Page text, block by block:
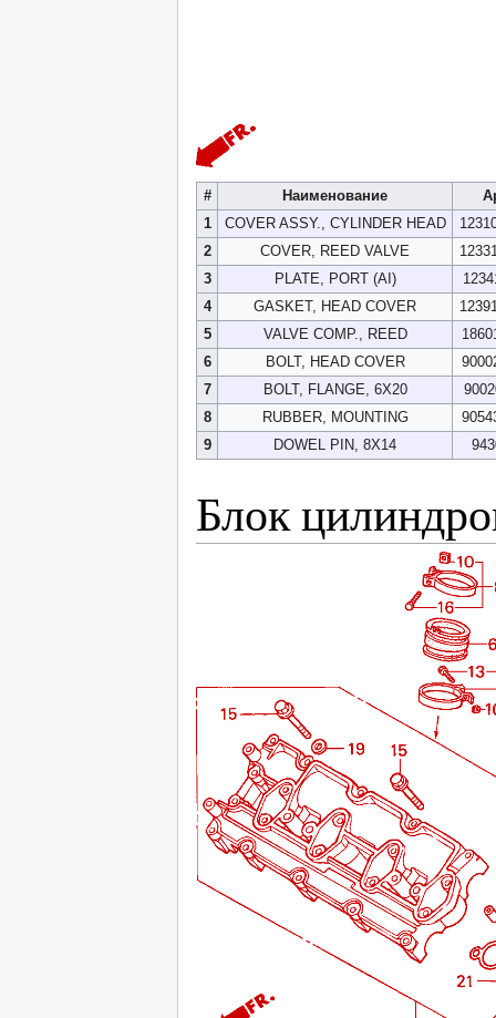
# Наименование
1
COVER ASSY., CYLINDER HEAD
2
COVER, REED VALVE
3
PLATE, PORT (AI)
4
GASKET, HEAD COVER
5
VALVE COMP., REED
6
BOLT, HEAD COVER
7
BOLT, FLANGE, 6X20
8
RUBBER, MOUNTING
9
DOWEL PIN, 8X14
Блок